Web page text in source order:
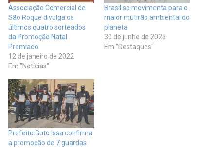
Associação Comercial de
São Roque divulga os
últimos quatro sorteados
da Promoção Natal
Premiado
12 de janeiro de 2022
Em "Notícias"
Brasil se movimenta para o
maior mutirão ambiental do
planeta
30 de junho de 2025
Em "Destaques"
Prefeito Guto Issa confirma
a promoção de 7 guardas